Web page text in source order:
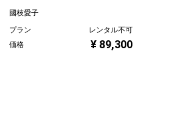
國枝愛子
プラン
レンタル不可
価格
¥ 89,300